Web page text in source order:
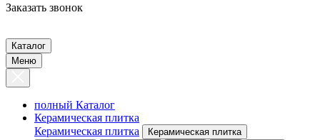
Заказать звонок
Каталог
Меню
полный Каталог
Керамическая плитка
Керамическая плитка
Керамическая плитка